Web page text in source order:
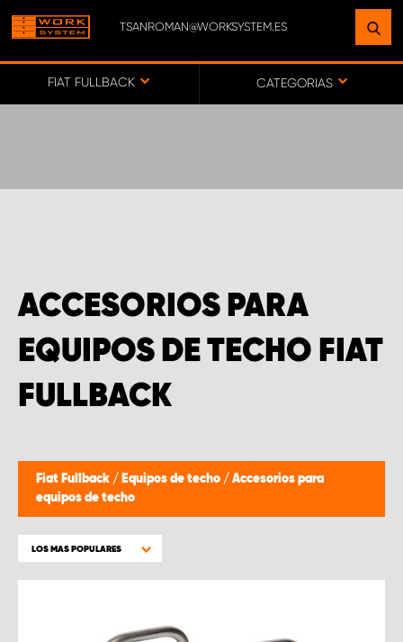
TSANROMAN@WORKSYSTEM.ES
FIAT FULLBACK CATEGORIAS
ACCESORIOS PARA
EQUIPOS DE TECHO FIAT
FULLBACK
Fiat Fullback / Equipos de techo / Accesorios para
equipos de techo
LOS MAS POPULARES
ENCUENTRE UNA INSTALACIÓN
CERCA DE USTED